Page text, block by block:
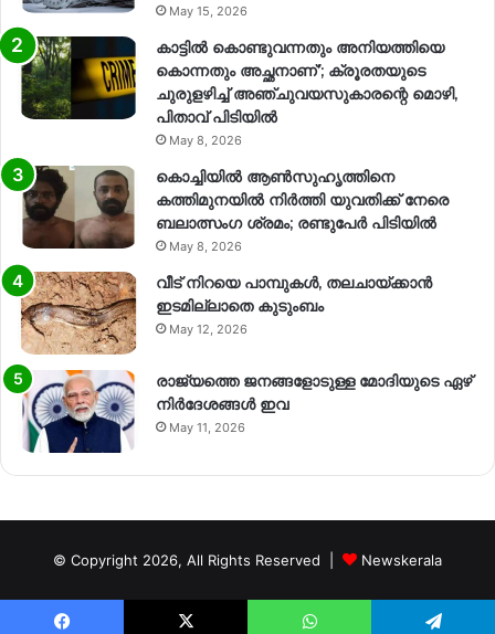
May 15, 2026
കാട്ടിൽ കൊണ്ടുവന്നതും അനിയത്തിയെ
കൊന്നതും അച്ഛനാണ്’; ക്രൂരതയുടെ
ചുരുളഴിച്ച് അഞ്ചുവയസുകാരന്റെ മൊഴി,
പിതാവ് പിടിയിൽ
May 8, 2026
കൊച്ചിയിൽ ആൺസുഹൃത്തിനെ
കത്തിമുനയിൽ നിർത്തി യുവതിക്ക് നേരെ
ബലാത്സംഗ​ ശ്രമം; രണ്ടുപേർ പിടിയിൽ
May 8, 2026
വീട് നിറയെ പാമ്പുകൾ, തലചായ്ക്കാൻ
ഇടമില്ലാതെ കുടുംബം
May 12, 2026
രാജ്യത്തെ ജനങ്ങളോടുള്ള മോദിയുടെ ഏഴ്
നിര്‍ദേശങ്ങള്‍ ഇവ
May 11, 2026
© Copyright 2026, All Rights Reserved | Newskerala